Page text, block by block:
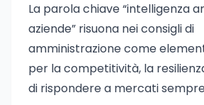
La parola chiave “intelligenza
aziende” risuona nei consigli di
amministrazione come
per la competitività, la
di rispondere a mercati